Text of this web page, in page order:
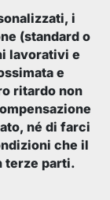
i
(standard o
lavorativi e
e
ritardo non
né di farci
che il
terze parti.